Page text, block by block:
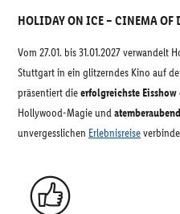
HOLIDAY ON ICE – CINEMA OF
Vom 27.01. bis 31.01.2027 verwandelt
Stuttgart in ein glitzerndes Kino auf
präsentiert dieerfolgreichste Eisshow
Hollywood-Magie und
unvergesslichen Erlebnisreise